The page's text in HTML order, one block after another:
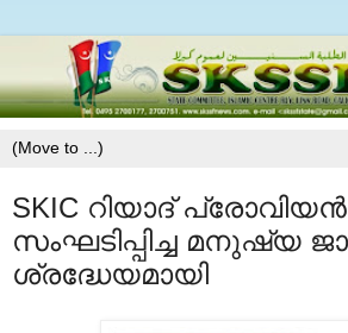
SKIC റിയാദ്
സംഘടിപ്പിച്ച മനുഷ്യ
ശ്രദ്ധേയമായി